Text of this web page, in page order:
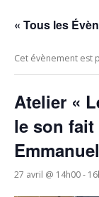
LES
CONTACTEZ-
« Tous les
Cet évènement est
Atelier «
le son fait
27 avril @ 14h00-